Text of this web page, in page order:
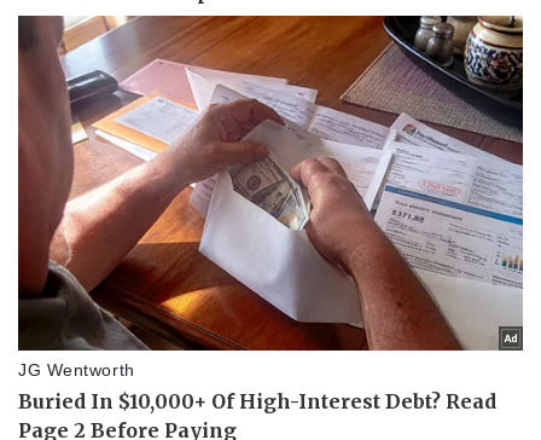
Pháp luật
Vụ án
Tin nóng
Tư vấn luật
Quân sự - Quốc phòng
Vũ khí
Việt Nam
Phân tích